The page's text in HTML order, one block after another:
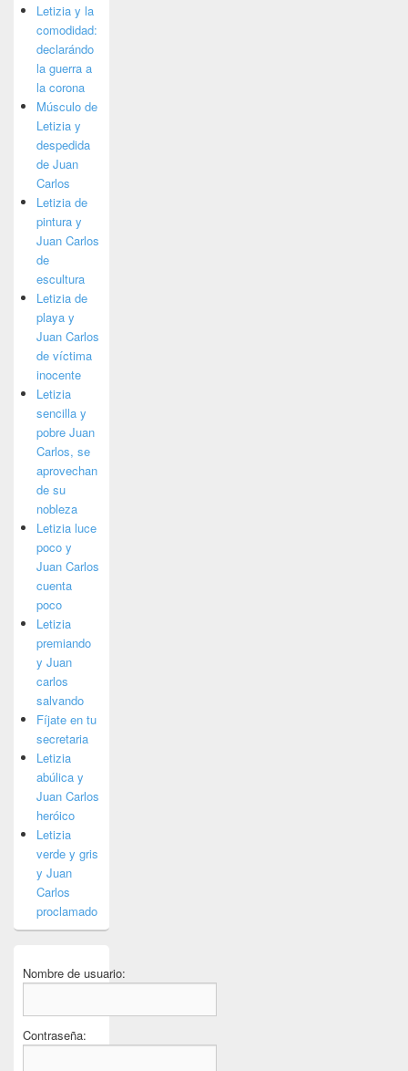
Letizia y la
comodidad:
declarándo
la guerra a
la corona
Músculo de
Letizia y
despedida
de Juan
Carlos
Letizia de
pintura y
Juan Carlos
de
escultura
Letizia de
playa y
Juan Carlos
de víctima
inocente
Letizia
sencilla y
pobre Juan
Carlos, se
aprovechan
de su
nobleza
Letizia luce
poco y
Juan Carlos
cuenta
poco
Letizia
premiando
y Juan
carlos
salvando
Fíjate en tu
secretaria
Letizia
abúlica y
Juan Carlos
heróico
Letizia
verde y gris
y Juan
Carlos
proclamado
Nombre de usuario:
Contraseña: